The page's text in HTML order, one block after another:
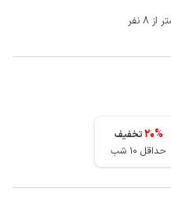
20%
تخفیف
حداقل 10 شب